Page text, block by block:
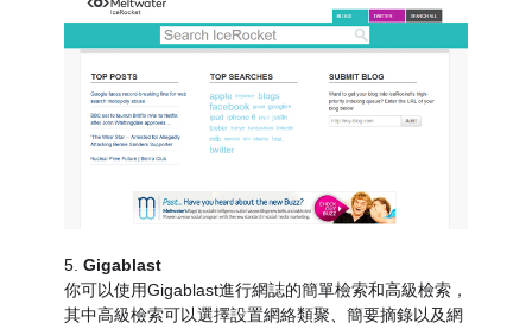
5. Gigablast
你可以使用Gigablast進行網誌的簡單檢索和高級檢索，
其中高級檢索可以選擇設置網絡類聚、簡要摘錄以及網